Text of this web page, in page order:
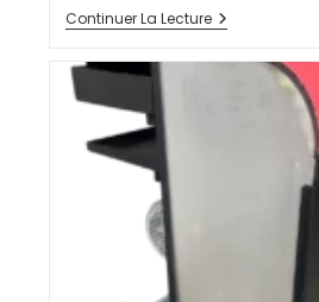
Continuer La Lecture